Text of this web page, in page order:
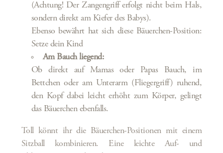
(Achtung! Der Zangengriff erfolgt nicht beim Hals,
sondern direkt am Kiefer des Babys).
Ebenso bewährt hat sich diese Bäuerchen-Position:
Setze dein Kind
Am Bauch liegend:
Ob direkt auf Mamas oder Papas Bauch, im
Bettchen oder am Unterarm (Fliegergriff) ruhend,
den Kopf dabei leicht erhöht zum Körper, gelingt
das Bäuerchen ebenfalls.
Toll könnt ihr die Bäuerchen-Positionen mit einem
Sitzball kombinieren. Eine leichte Auf- und